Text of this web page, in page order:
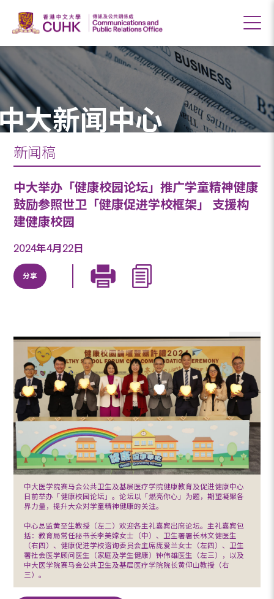
大新闻中心
新闻稿
中大举办「健康校园论坛」推广学童精神健康
鼓励参照世卫「健康促进学校框架」 支援构
建健康校园
2024年4月22日
分享
中大医学院赛马会公共卫生及基层医疗学院健康教育及促进健康中心
日前举办「健康校园论坛」。论坛以「燃亮你心」为题，期望凝聚各
界力量，提升大众对学童精神健康的关注。
中心总监黄至生教授（左二）欢迎各主礼嘉宾出席论坛。主礼嘉宾包
括：教育局常任秘书长李美嫦女士（中）、卫生署署长林文健医生
（右四）、健康促进学校谘询委员会主席庞爱兰女士（左四）、卫生
署社会医学顾问医生（家庭及学生健康）钟伟雄医生（左三），以及
中大医学院赛马会公共卫生及基层医疗学院院长黄仰山教授（右
三）。